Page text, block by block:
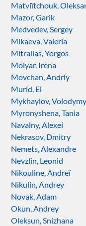
Matviïtchouk,
Mazor, Garik
Medvedev, Sergey
Mikaeva, Valeria
Mitralias, Yorgos
Molyar, Irena
Movchan, Andriy
Murid, El
Mykhaylov,
Myronyshena, Tania
Navalny, Alexei
Nekrasov, Dmitry
Nemets, Alexandre
Nevzlin, Leonid
Nikouline, Andreï
Nikulin, Andrey
Novak, Adam
Okun, Andrey
Oleksun, Snizhana